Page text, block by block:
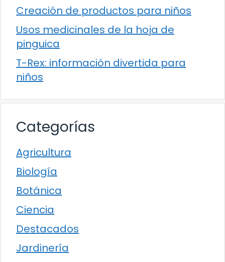
Creación de productos para niños
Usos medicinales de la hoja de
pinguica
T-Rex: información divertida para
niños
Categorías
Agricultura
Biología
Botánica
Ciencia
Destacados
Jardinería